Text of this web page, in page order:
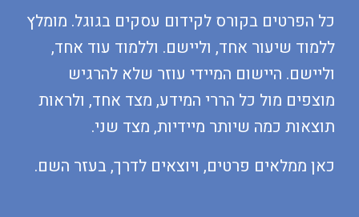
כל הפרטים בקורס לקידום עסקים בגוגל. מומלץ
ללמוד שיעור אחד, וליישם. וללמוד עוד אחד,
וליישם. היישום המיידי עוזר שלא להרגיש
מוצפים מול כל הררי המידע, מצד אחד, ולראות
תוצאות כמה שיותר מיידיות, מצד שני.
כאן ממלאים פרטים, ויוצאים לדרך, בעזר השם.